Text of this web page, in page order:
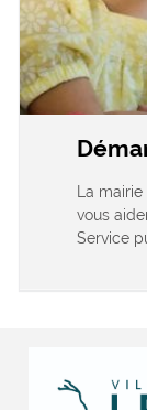
La
vous
Service